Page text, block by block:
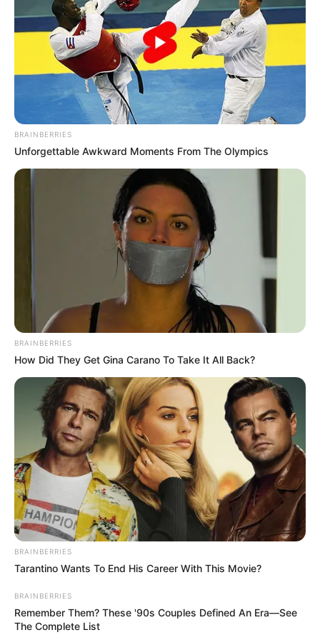
sucio.”
El mundo se detuvo.
Marcus sintió que algo oscuro y calculador
despertaba en su pecho, la misma frialdad que
había utilizado para destruir a los empresarios
que intentaron traicionarlo.
Pero esta vez era diferente. Esta vez era
personal.
Su voz cortó el aire como una sentencia de
Elena se volvió con el rostro pálido al verlo
parado en la puerta.
“Señor Morrison, no sabía que estaba en casa,
castigándola.”
Marcus entró en la habitación con pasos
medidos, como un depredador rodeando a su
presa.
“Repetirle esas mismas palabras a mi hija es
castigarla.”
“Su hija…” balbuceó Elena, dándose cuenta por
primera vez de la expresión mortal en el rostro
se lanzó a sus brazos con desesperación.
BRAINBERRIES
Unforgettable Awkward Moments From The Olympics
BRAINBERRIES
How Did They Get Gina Carano To Take It All Back?
BRAINBERRIES
Tarantino Wants To End His Career With This Movie?
BRAINBERRIES
Remember Them? These '90s Couples Defined An Era—See
The Complete List